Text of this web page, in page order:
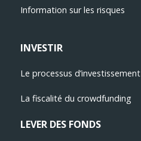
Information sur les risques
INVESTIR
Le processus d’investissement
La fiscalité du crowdfunding
LEVER DES FONDS